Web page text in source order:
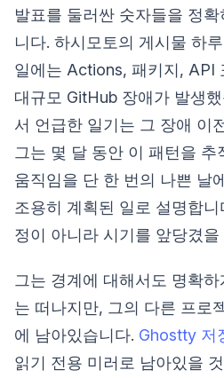
발표를 둘러싼 숫자들을 정
니다. 하시모토의 게시물 하
일에는 Actions, 패키지, API
대규모 GitHub 장애가 발생
서 언급한 일기는 그 장애 이
그는 몇 달 동안 이 패턴을 추
움직임을 단 한 번의 나쁜 날
조용히 계획된 일로 설명합
정이 아니라 시기를 앞당겼을
그는 경계에 대해서도 명확
는 떠나지만, 그의 다른 프로
에 남아있습니다. Ghostty 저
읽기 전용 미러로 남아있을